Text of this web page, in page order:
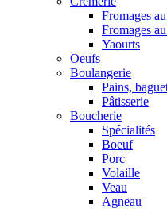
Fromages
Fromages
Yaourts
Oeufs
Boulangerie
Pains,
Pâtisserie
Boucherie
Spécialités
Boeuf
Porc
Volaille
Veau
Agneau